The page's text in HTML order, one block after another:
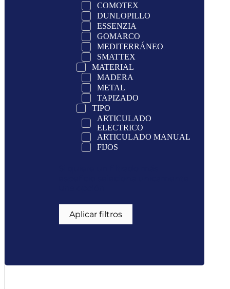
COMOTEX
DUNLOPILLO
ESSENZIA
GOMARCO
MEDITERRÁNEO
SMATTEX
MATERIAL
MADERA
METAL
TAPIZADO
TIPO
ARTICULADO
ELECTRICO
ARTICULADO MANUAL
FIJOS
Aplicar filtros